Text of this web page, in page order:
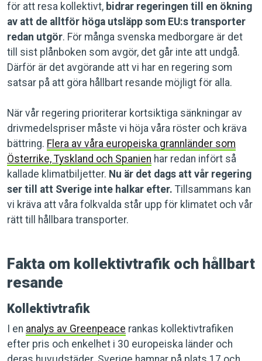
för att resa kollektivt, bidrar regeringen till en ökning
av att de alltför höga utsläpp som EU:s transporter
redan utgör. För många svenska medborgare är det
till sist plånboken som avgör, det går inte att undgå.
Därför är det avgörande att vi har en regering som
satsar på att göra hållbart resande möjligt för alla.
När vår regering prioriterar kortsiktiga sänkningar av
drivmedelspriser måste vi höja våra röster och kräva
bättring. Flera av våra europeiska grannländer som
Österrike, Tyskland och Spanien har redan infört så
kallade klimatbiljetter. Nu är det dags att vår regering
ser till att Sverige inte halkar efter. Tillsammans kan
vi kräva att våra folkvalda står upp för klimatet och vår
rätt till hållbara transporter.
Fakta om kollektivtrafik och hållbart
resande
Kollektivtrafik
I en analys av Greenpeace rankas kollektivtrafiken
efter pris och enkelhet i 30 europeiska länder och